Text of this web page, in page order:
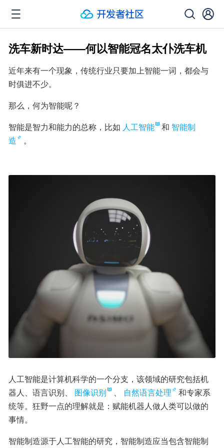
洗车新时达——何以智能冠名太仆洗车机
近年来有一个现象，传统行业只要加上智能一词，都会与
时俱进不少。
那么，何为智能呢？
智能是智力和能力的总称，比如 人工智能 和 智能制
造
。
人工智能是计算机科学的一个分支，该领域的研究包括机
器人、语言识别、
图像识别 、 自然语言处理
和专家系
统等。狂野一点的理解就是：赋能机器人做人类可以做的
事情。
智能制造源于人工智能的研究，智能制造应当包含智能制